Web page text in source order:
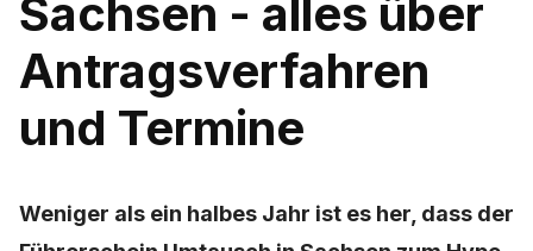
Sachsen - alles über
Antragsverfahren
und Termine
Weniger als ein halbes Jahr ist es her, dass der